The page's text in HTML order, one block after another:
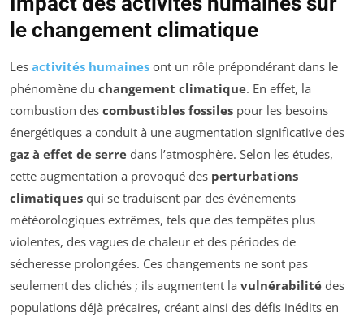
le changement climatique
Les activités humaines ont un rôle prépondérant dans le
phénomène du changement climatique. En effet, la
combustion des combustibles fossiles pour les besoins
énergétiques a conduit à une augmentation significative des
gaz à effet de serre dans l’atmosphère. Selon les études,
cette augmentation a provoqué des perturbations
climatiques qui se traduisent par des événements
météorologiques extrêmes, tels que des tempêtes plus
violentes, des vagues de chaleur et des périodes de
sécheresse prolongées. Ces changements ne sont pas
seulement des clichés ; ils augmentent la vulnérabilité des
populations déjà précaires, créant ainsi des défis inédits en